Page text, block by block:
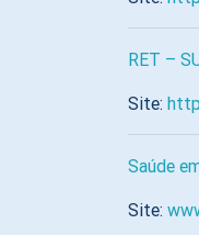
RET –
Site:
Saúde
Site: